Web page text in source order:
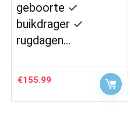
geboorte ✓
buikdrager ✓
rugdagen…
€155.99